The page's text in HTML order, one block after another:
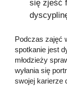
się zjeść
Podczas zajęć
spotkanie jest
młodzieży
wyłania się
swojej karierze